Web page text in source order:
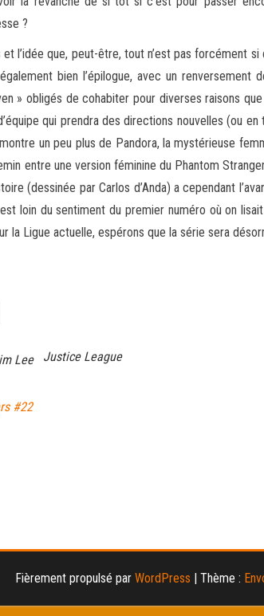
?
l’idée que, peut-être, tout n’est pas forcément si
bien l’épilogue, avec un renversement
» obligés de cohabiter pour diverses raisons
qui prendra des directions nouvelles (ou en
un peu plus de Pandora, la mystérieuse
entre une version féminine du Phantom
(dessinée par Carlos d’Anda) a cependant
loin du sentiment du premier numéro où on
la Ligue actuelle, espérons que la série sera
Lee Justice League
#22
Fièrement propulsé par WordPress | Thème :